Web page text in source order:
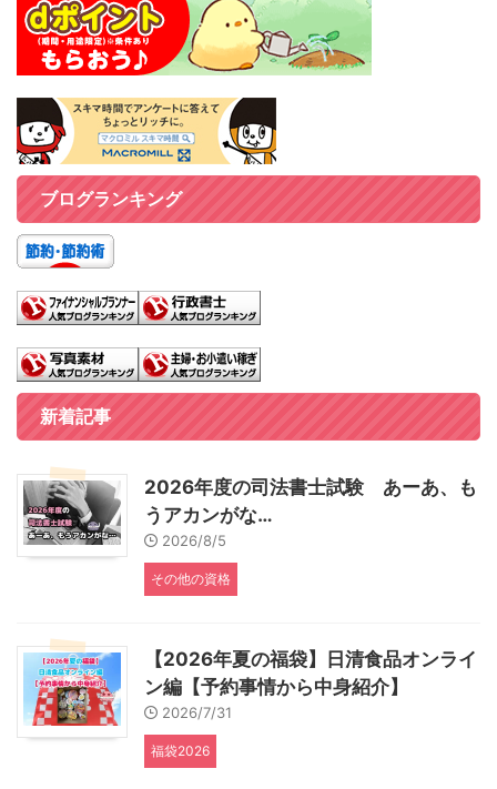
ブログランキング
新着記事
2026年度の司法書士試験 あーあ、も
うアカンがな…
2026/8/5
その他の資格
【2026年夏の福袋】日清食品オンライ
ン編【予約事情から中身紹介】
2026/7/31
福袋2026